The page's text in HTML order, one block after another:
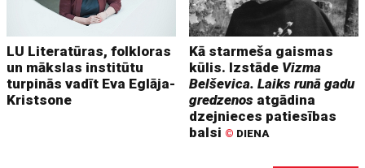
LU Literatūras, folkloras
un mākslas institūtu
turpinās vadīt Eva Eglāja-
Kristsone
Kā starmeša gaismas
kūlis. Izstāde Vizma
Belševica. Laiks runā gadu
gredzenos atgādina
dzejnieces patiesības
balsi © DIENA